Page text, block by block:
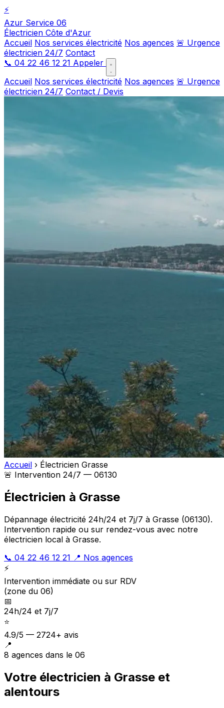
⚡
Azur Service 06
Électricien Côte d'Azur
Accueil Nos services électricité Nos agences 🚨 Urgence
électricien 24/7 Contact
📞 04 22 46 12 21 Appeler
Accueil Nos services électricité Nos agences 🚨 Urgence
électricien 24/7 Contact / Devis
Accueil › Électricien Grasse
🚨 Intervention 24/7 — 06130
Électricien à Grasse
Dépannage électricité 24h/24 et 7j/7 à Grasse (06130).
Intervention rapide ou sur rendez-vous avec notre
électricien local à Grasse.
📞 04 22 46 12 21 📍 Nos agences
⚡
Intervention immédiate ou sur RDV
(zone du 06)
📅
24h/24 et 7j/7
⭐
4.9/5 — 2724+ avis
📍
8 agences dans le 06
Votre électricien à Grasse et
alentours